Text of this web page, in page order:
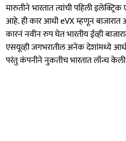
मारुतीने भारतात त्यांची पहिली
आहे. ही कार आधी eVX म्हणून
कारनं नवीन रुप घेत भारतीय ईव्ही
एसयूव्ही जगभरातील अनेक देशांमध्ये
परंतु कंपनीने नुकतीच भारतात लाँन्च